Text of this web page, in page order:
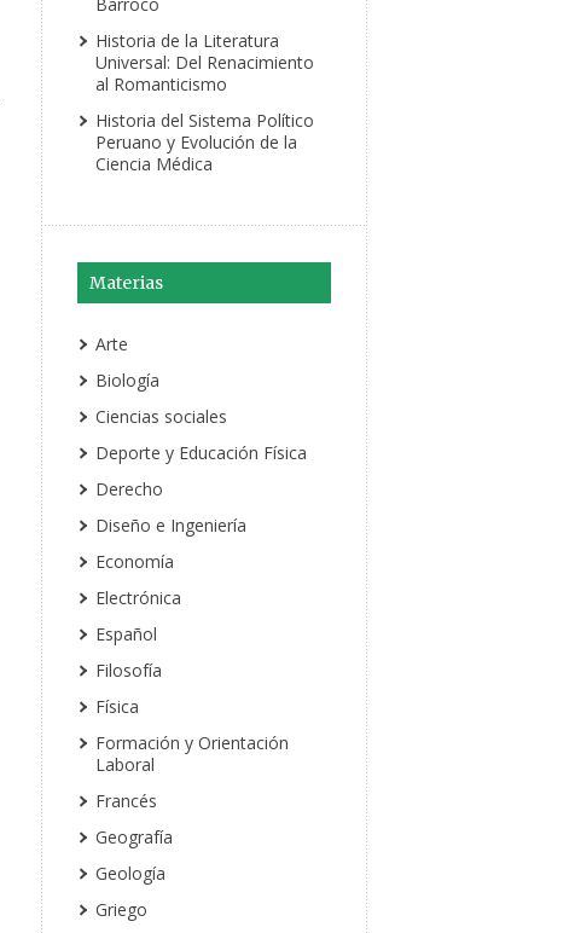
Historia de la Literatura
Universal: Del Renacimiento
al Romanticismo
Historia del Sistema Político
Peruano y Evolución de la
Ciencia Médica
Materias
Arte
Biología
Ciencias sociales
Deporte y Educación Física
Derecho
Diseño e Ingeniería
Economía
Electrónica
Español
Filosofía
Física
Formación y Orientación
Laboral
Francés
Geografía
Geología
Griego